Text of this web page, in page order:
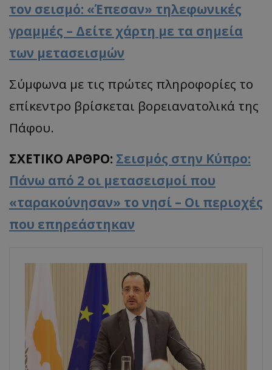
τον σεισμό: «Έπεσαν» τηλεφωνικές
γραμμές – Δείτε χάρτη με τα σημεία
των μετασεισμών
Σύμφωνα με τις πρώτες πληροφορίες το
επίκεντρο βρίσκεται βορειανατολικά της
Πάφου.
ΣΧΕΤΙΚΟ ΑΡΘΡΟ: Σεισμός στην Κύπρο:
Πάνω από 2 οι μετασεισμοί που
«ταρακούνησαν» το νησί – Οι περιοχές
που επηρεάστηκαν